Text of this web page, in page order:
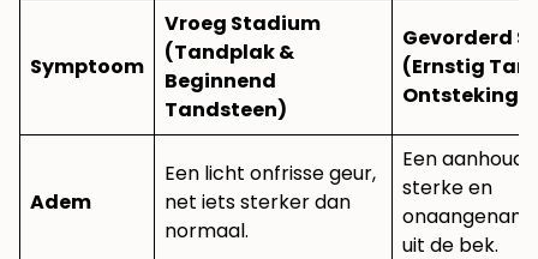
Symptoom
Vroeg Stadium
(Tandplak &
Beginnend
Tandsteen)
Gevorderd
(Ernstig
Ontsteking)
Adem
Een licht onfrisse geur,
net iets sterker dan
normaal.
Een
sterke en
uit de bek.